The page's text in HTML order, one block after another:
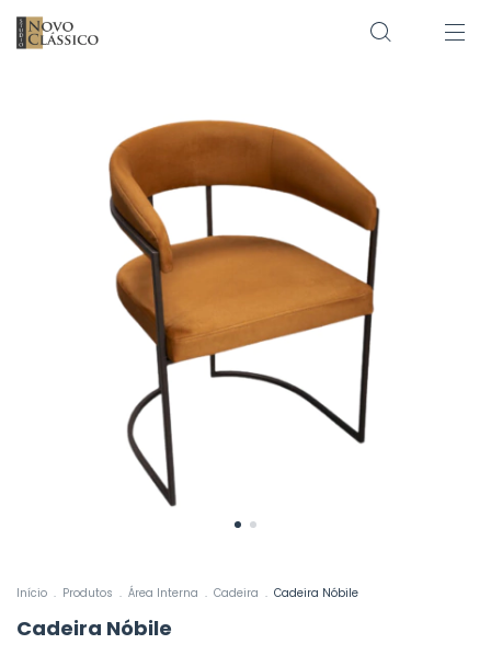
Início . Produtos . Área Interna . Cadeira . Cadeira Nóbile
Cadeira Nóbile